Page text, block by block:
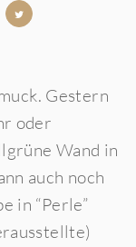
Gestern
oder
Wand in
auch noch
in “Perle”